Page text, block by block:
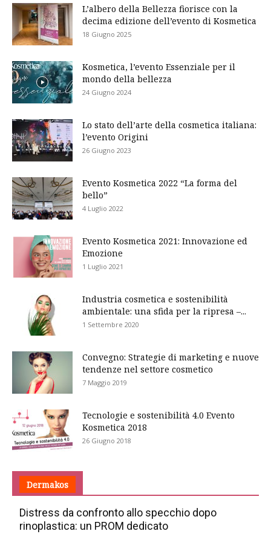
L’albero della Bellezza fiorisce con la
decima edizione dell’evento di Kosmetica
18 Giugno 2025
Kosmetica, l’evento Essenziale per il
mondo della bellezza
24 Giugno 2024
Lo stato dell’arte della cosmetica italiana:
l’evento Origini
26 Giugno 2023
Evento Kosmetica 2022 “La forma del
bello”
4 Luglio 2022
Evento Kosmetica 2021: Innovazione ed
Emozione
1 Luglio 2021
Industria cosmetica e sostenibilità
ambientale: una sfida per la ripresa –...
1 Settembre 2020
Convegno: Strategie di marketing e nuove
tendenze nel settore cosmetico
7 Maggio 2019
Tecnologie e sostenibilità 4.0 Evento
Kosmetica 2018
26 Giugno 2018
Dermakos
Distress da confronto allo specchio dopo
rinoplastica: un PROM dedicato